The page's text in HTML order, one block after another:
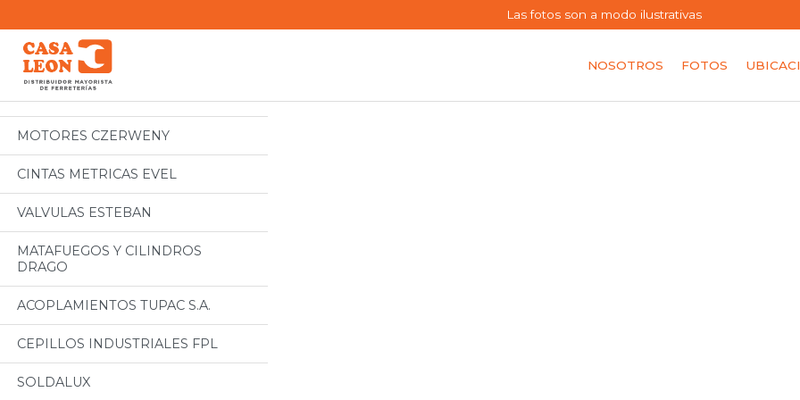
Las fotos son a modo ilustrativas
NOSOTROS FOTOS
Categorias
Todos
MOTORES CZERWENY
CINTAS METRICAS EVEL
VALVULAS ESTEBAN
MATAFUEGOS Y CILINDROS
DRAGO
ACOPLAMIENTOS TUPAC S.A.
CEPILLOS INDUSTRIALES FPL
SOLDALUX